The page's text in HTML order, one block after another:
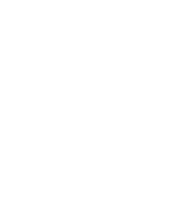
chip LED Lumileds
và độ bền lâu dài.
sản phẩm trước khi
tuyệt đối cho
trọng khi khách